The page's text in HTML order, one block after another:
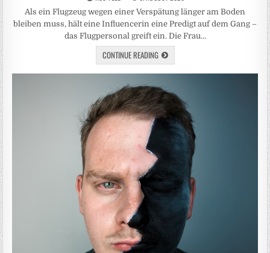
Als ein Flugzeug wegen einer Verspätung länger am Boden
bleiben muss, hält eine Influencerin eine Predigt auf dem Gang –
das Flugpersonal greift ein. Die Frau…
CONTINUE READING